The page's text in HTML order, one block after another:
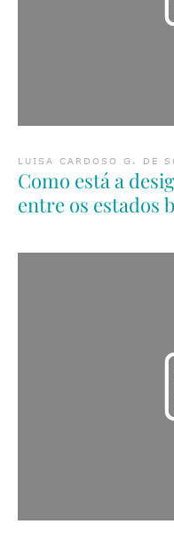
LUISA CARDOSO G. DE
Como está a
entre os estados